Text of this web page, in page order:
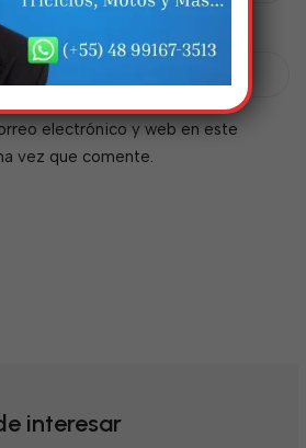
electrónico y web en este
vez que comente.
interesar